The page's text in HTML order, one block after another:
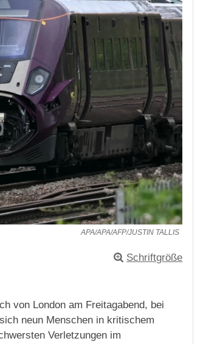
APA/APA/AFP/JUSTIN TALLIS
Schriftgröße
von London am Freitagabend, bei
neun Menschen in kritischem
Verletzungen im